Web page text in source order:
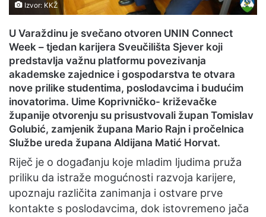
Izvor: KKŽ
U Varaždinu je svečano otvoren UNIN Connect
Week – tjedan karijera Sveučilišta Sjever koji
predstavlja važnu platformu povezivanja
akademske zajednice i gospodarstva te otvara
nove prilike studentima, poslodavcima i budućim
inovatorima. Uime Koprivničko- križevačke
županije otvorenju su prisustvovali župan Tomislav
Golubić, zamjenik župana Mario Rajn i pročelnica
Službe ureda župana Aldijana Matić Horvat.
Riječ je o događanju koje mladim ljudima pruža
priliku da istraže mogućnosti razvoja karijere,
upoznaju različita zanimanja i ostvare prve
kontakte s poslodavcima, dok istovremeno jača